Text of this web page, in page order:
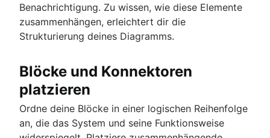
Benachrichtigung. Zu wissen, wie diese Elemente
zusammenhängen, erleichtert dir die
Strukturierung deines Diagramms.
Blöcke und Konnektoren
platzieren
Ordne deine Blöcke in einer logischen Reihenfolge
an, die das System und seine Funktionsweise